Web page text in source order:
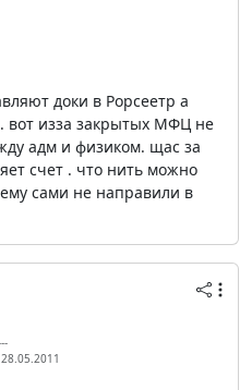
доки в Рорсеетр а
вот изза закрытых МФЦ не
адм и физиком. щас за
счет . что нить можно
сами не направили в